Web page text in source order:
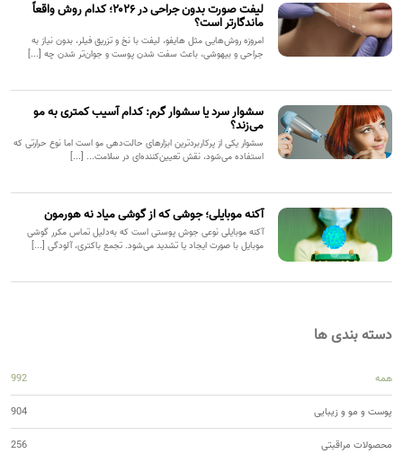
لیفت صورت بدون جراحی در ۲۰۲۶؛ کدام روش واقعاً
ماندگارتر است؟
امروزه روش‌هایی مثل هایفو، لیفت با نخ و تزریق فیلر، بدون نیاز به
جراحی و بیهوشی، باعث سفت شدن پوست و جوان‌تر شدن چه [...]
سشوار سرد یا سشوار گرم: کدام آسیب کمتری به مو
می‌زند؟
سشوار یکی از پرکاربردترین ابزارهای حالت‌دهی مو است اما نوع حرارتی که
استفاده می‌شود، نقش تعیین‌کننده‌ای در سلامت... [...]
آکنه موبایلی؛ جوشی که از گوشی میاد نه هورمون
آکنه موبایلی نوعی جوش پوستی است که به‌دلیل تماس مکرر گوشی
موبایل با صورت ایجاد یا تشدید می‌شود. تجمع باکتری، آلودگی [...]
دسته بندی ها
همه 992
پوست و مو و زیبایی 904
محصولات مراقبتی 256